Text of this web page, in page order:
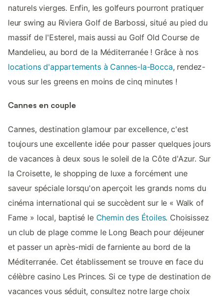
naturels vierges. Enfin, les golfeurs pourront pratiquer
leur swing au Riviera Golf de Barbossi, situé au pied du
massif de l'Esterel, mais aussi au Golf Old Course de
Mandelieu, au bord de la Méditerranée ! Grâce à nos
locations d'appartements à Cannes-la-Bocca, rendez-
vous sur les greens en moins de cinq minutes !
Cannes en couple
Cannes, destination glamour par excellence, c'est
toujours une excellente idée pour passer quelques jours
de vacances à deux sous le soleil de la Côte d'Azur. Sur
la Croisette, le shopping de luxe a forcément une
saveur spéciale lorsqu'on aperçoit les grands noms du
cinéma international qui se succèdent sur le « Walk of
Fame » local, baptisé le Chemin des Étoiles. Choisissez
un club de plage comme le Long Beach pour déjeuner
et passer un après-midi de farniente au bord de la
Méditerranée. Cet établissement se trouve en face du
célèbre casino Les Princes. Si ce type de destination de
vacances vous séduit, consultez notre large choix